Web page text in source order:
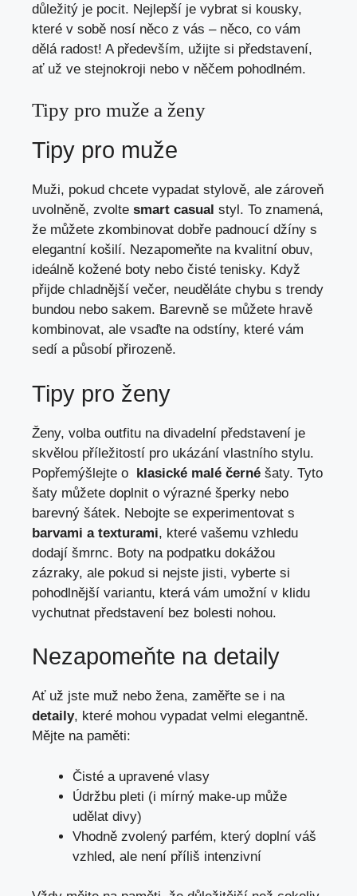
důležitý je pocit. Nejlepší je ‌vybrat si‌ kousky,
‍které v sobě nosí‌ něco z vás –‍ něco, co vám⁣
dělá radost! ​A především,⁢ užijte si představení,
ať‍ už ve stejnokroji⁢ nebo v něčem pohodlném.
Tipy pro‍ muže a ženy
Tipy pro muže
Muži, ‌pokud ⁢chcete vypadat stylově,​ ale zároveň
uvolněně, zvolte smart casual styl. To znamená,‌
že ​můžete zkombinovat dobře⁤ padnoucí džíny s
elegantní košilí. Nezapomeňte na kvalitní obuv,
ideálně ​kožené boty nebo čisté tenisky. Když
přijde chladnější ‌večer,​ neuděláte chybu s trendy
bundou nebo⁢ sakem. Barevně se můžete ⁣hravě‍
kombinovat, ale vsaďte na odstíny, které vám
sedí ‍a působí přirozeně.
Tipy pro ženy
Ženy, volba ‌outfitu na ⁣divadelní představení je
⁤skvělou příležitostí pro ‌ukázání vlastního ‌stylu.
Popřemýšlejte o ‌ klasické malé černé šaty. Tyto
šaty můžete doplnit ‌o výrazné ‌šperky nebo
barevný ⁣šátek.⁣ Nebojte se experimentovat s ⁢
barvami ⁤a texturami, ‍které vašemu vzhledu
dodají šmrnc. Boty ​na podpatku ⁤dokážou‍
zázraky, ale pokud si⁣ nejste jisti, vyberte si
pohodlnější variantu, která vám⁣ umožní v klidu ​
vychutnat představení ‌bez bolesti nohou.
Nezapomeňte na detaily
Ať ​už jste ‍muž nebo ​žena, zaměřte ‌se i ⁢na
detaily, které mohou ‍vypadat velmi elegantně.
Mějte⁤ na paměti:
Čisté a upravené vlasy
Údržbu​ pleti (i mírný make-up ​může⁤
udělat ​divy)
Vhodně ‌zvolený parfém, který​ doplní ‍váš
vzhled,⁣ ale není příliš intenzivní